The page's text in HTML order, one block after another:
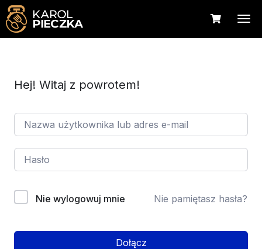
Hej! Witaj z powrotem!
Nie wylogowuj mnie Nie pamiętasz hasła?
Dołącz